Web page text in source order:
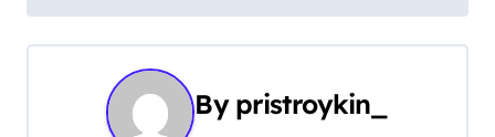
г
By pristroykin_